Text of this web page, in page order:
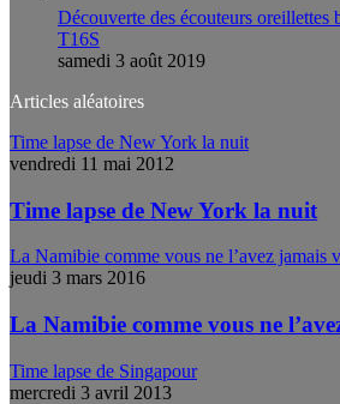
Découverte des écouteurs
T16S
samedi 3 août 2019
Articles aléatoires
Time lapse de New York la nuit
vendredi 11 mai 2012
Time lapse de New York la nuit
La Namibie comme vous ne l’avez jamais
jeudi 3 mars 2016
La Namibie comme vous ne
Time lapse de Singapour
mercredi 3 avril 2013